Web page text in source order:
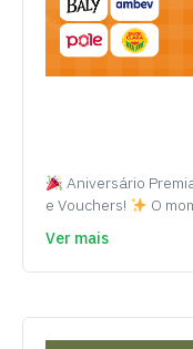
Aniversário
e Vouchers!
O
Ver mais